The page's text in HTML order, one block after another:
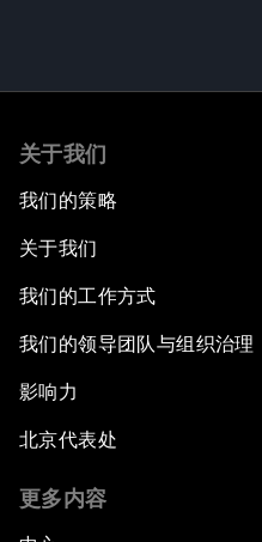
关于我们
我们的策略
关于我们
我们的工作方式
我们的领导团队与组织治理
影响力
北京代表处
更多内容